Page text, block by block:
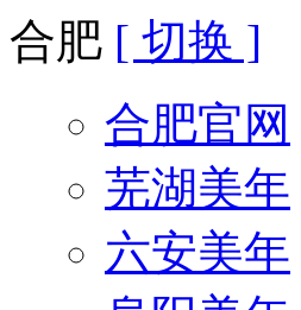
合肥 [ 切换 ]
合肥官网
芜湖美年
六安美年